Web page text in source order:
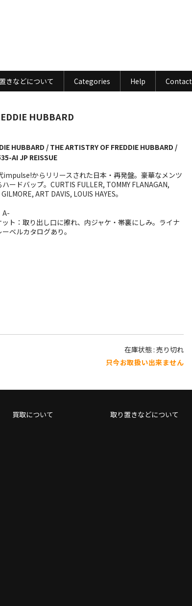
きなどについて Categories Help Contact
HUBBARD
HUBBARD / THE ARTISTRY OF FREDDIE HUBBARD /
AI JP REISSUE
impulse!からリリースされた日本・再発盤。豪華なメンツ
ハードバップ。CURTIS FULLER, TOMMY FLANAGAN,
ART DAVIS, LOUIS HAYES。
A-
ット：取り出し口に擦れ、内ジャケ・帯裏にしみ。ライナ
ベルカタログあり。
在庫状態 : 売り切れ
只今お取扱い出来ません
買取について 取り置きなどについて